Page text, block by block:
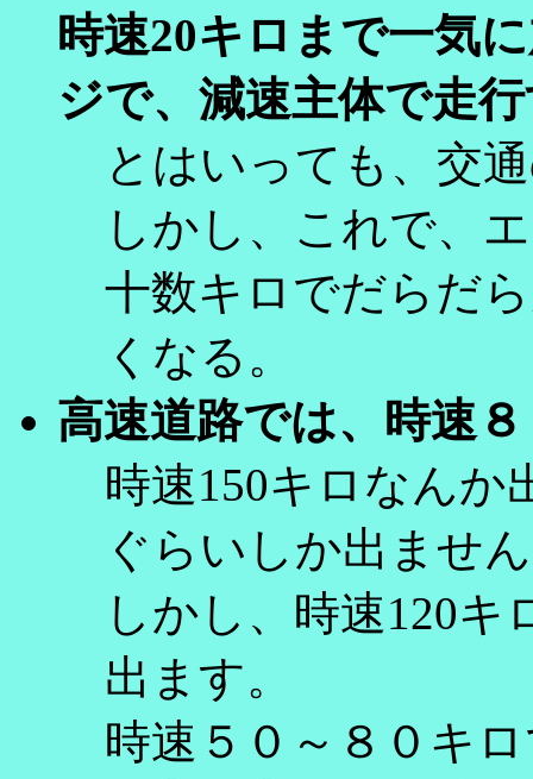
時速20キロまで一気
ジで、減速主体で走
とはいっても、交
しかし、これで、
十数キロでだらだ
くなる。
高速道路では、時速
時速150キロなんか
ぐらいしか出ませ
しかし、時速120
出ます。
時速５０～８０キ